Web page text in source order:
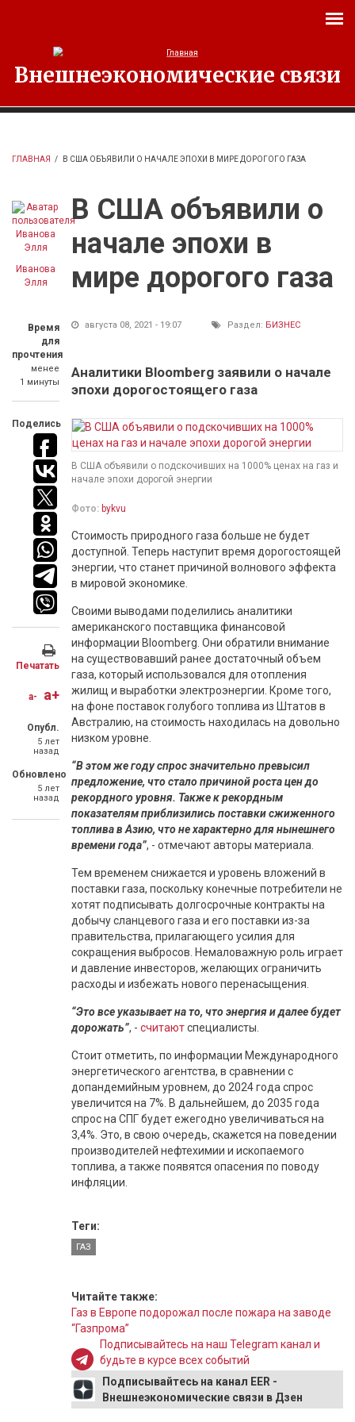
Внешнеэкономические связи
ГЛАВНАЯ / В США ОБЪЯВИЛИ О НАЧАЛЕ ЭПОХИ В МИРЕ ДОРОГОГО ГАЗА
Иванова
Элля
Время
для
прочтения
менее
1 минуты
Поделись
Печатать
a- a+
Опубл.
5 лет
назад
Обновлено
5 лет
назад
В США объявили о
начале эпохи в
мире дорогого газа
августа 08, 2021 - 19:07 Раздел: БИЗНЕС
Аналитики Bloomberg заявили о начале
эпохи дорогостоящего газа
В США объявили о подскочивших на 1000% ценах на газ и
начале эпохи дорогой энергии
Фото: bykvu
Стоимость природного газа больше не будет
доступной. Теперь наступит время дорогостоящей
энергии, что станет причиной волнового эффекта
в мировой экономике.
Своими выводами поделились аналитики
американского поставщика финансовой
информации Bloomberg. Они обратили внимание
на существовавший ранее достаточный объем
газа, который использовался для отопления
жилищ и выработки электроэнергии. Кроме того,
на фоне поставок голубого топлива из Штатов в
Австралию, на стоимость находилась на довольно
низком уровне.
“В этом же году спрос значительно превысил
предложение, что стало причиной роста цен до
рекордного уровня. Также к рекордным
показателям приблизились поставки сжиженного
топлива в Азию, что не характерно для нынешнего
времени года”, - отмечают авторы материала.
Тем временем снижается и уровень вложений в
поставки газа, поскольку конечные потребители не
хотят подписывать долгосрочные контракты на
добычу сланцевого газа и его поставки из-за
правительства, прилагающего усилия для
сокращения выбросов. Немаловажную роль играет
и давление инвесторов, желающих ограничить
расходы и избежать нового перенасыщения.
“Это все указывает на то, что энергия и далее будет
дорожать”, - считаютспециалисты.
Стоит отметить, по информации Международного
энергетического агентства, в сравнении с
допандемийным уровнем, до 2024 года спрос
увеличится на 7%. В дальнейшем, до 2035 года
спрос на СПГ будет ежегодно увеличиваться на
3,4%. Это, в свою очередь, скажется на поведении
производителей нефтехимии и ископаемого
топлива, а также появятся опасения по поводу
инфляции.
Теги:
ГАЗ
Читайте также:
Газ в Европе подорожал после пожара на заводе
“Газпрома”
Подписывайтесь на наш Telegram канал и
будьте в курсе всех событий
Подписывайтесь на канал EER -
Внешнеэкономические связи в Дзен